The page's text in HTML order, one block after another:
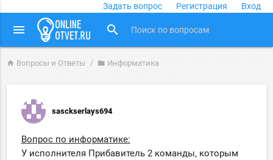
Задать вопрос Регистрация Вход
menu search
home Вопросы и Ответы folder Информатика
sasckserlays694
Вопрос по информатике:
У исполнителя Прибавитель 2 команды, которым